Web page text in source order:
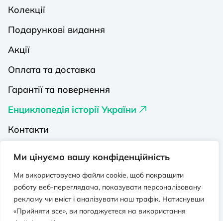
Ми цінуємо вашу конфіденційність
Ми використовуємо файли cookie, щоб покращити
роботу веб-переглядача, показувати персоналізовану
рекламу чи вміст і аналізувати наш трафік. Натиснувши
«Прийняти все», ви погоджуєтеся на використання
Колекції
Подарункові видання
Акції
Оплата та доставка
Гарантії та повернення
Енциклопедія історії України
Контакти
Видавництва на Порталі
Політика конфіденційності
Публічна оферта